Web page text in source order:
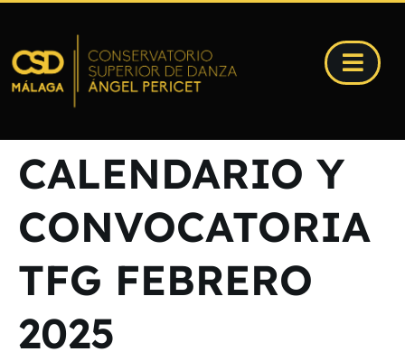
CALENDARIO Y
CONVOCATORIA
TFG FEBRERO
2025